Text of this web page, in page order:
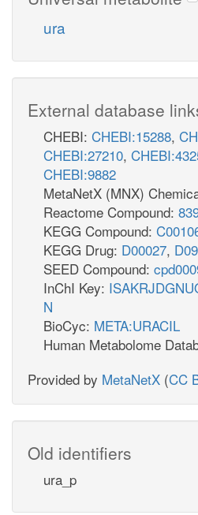
ura
External database
CHEBI: CHEBI:15288,
CHEBI:27210,
CHEBI:9882
MetaNetX (MNX)
Reactome Compound:
KEGG Compound:
KEGG Drug: D00027,
SEED Compound:
InChI Key:
N
BioCyc: META:URACIL
Human Metabolome
Provided by MetaNetX (CC
Old identifiers
ura_p